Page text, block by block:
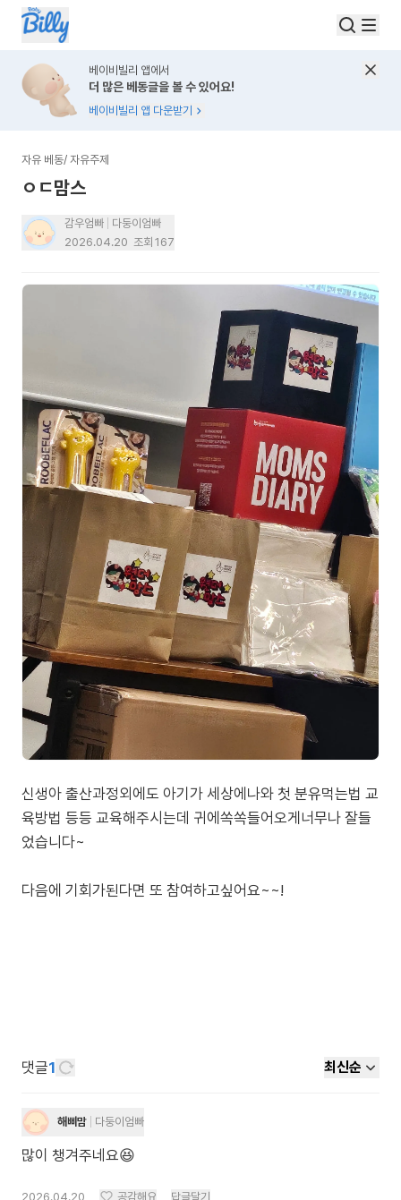
베이비빌리 앱에서
더 많은 베동글을 볼 수 있어요!
베이비빌리 앱 다운받기
자유 베동/ 자유주제
ㅇㄷ맘스
감우엄빠
다둥이엄빠
2026.04.20 조회 167
신생아 출산과정외에도 아기가 세상에나와 첫 분유먹는법 교
육방법 등등 교육해주시는데 귀에쏙쏙들어오게너무나 잘들
었습니다~
댓글1 최신순
해삐맘 다둥이엄빠
많이 챙겨주네요😆
2026.04.20 공감해요 답글달기